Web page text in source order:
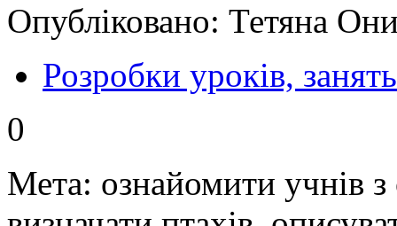
Опубліковано: Тетяна
Розробки уроків, занять
0
Мета: ознайомити учнів з